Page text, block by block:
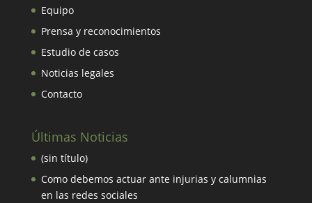
Equipo
Prensa y reconocimientos
Estudio de casos
Noticias legales
Contacto
Últimas Noticias
(sin título)
Como debemos actuar ante injurias y calumnias
en las redes sociales